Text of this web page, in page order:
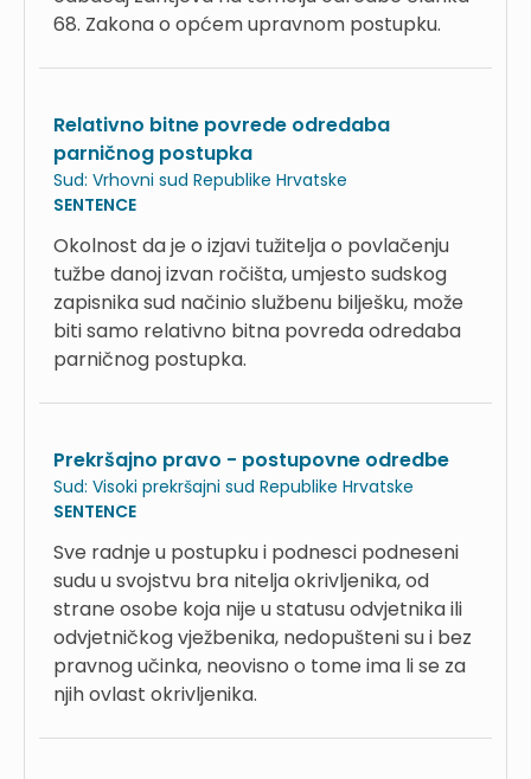
68. Zakona o općem upravnom postupku.
Relativno bitne povrede odredaba
parničnog postupka
Sud: Vrhovni sud Republike Hrvatske
SENTENCE
Okolnost da je o izjavi tužitelja o povlačenju
tužbe danoj izvan ročišta, umjesto sudskog
zapisnika sud načinio službenu bilješku, može
biti samo relativno bitna povreda odredaba
parničnog postupka.
Prekršajno pravo - postupovne odredbe
Sud: Visoki prekršajni sud Republike Hrvatske
SENTENCE
Sve radnje u postupku i podnesci podneseni
sudu u svojstvu bra nitelja okrivljenika, od
strane osobe koja nije u statusu odvjetnika ili
odvjetničkog vježbenika, nedopušteni su i bez
pravnog učinka, neovisno o tome ima li se za
njih ovlast okrivljenika.